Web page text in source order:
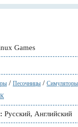
Games
/ Песочницы / Симуляторы
Русский, Английский